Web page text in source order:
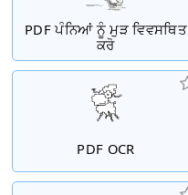
PDF ਪੰਨਿਆਂ ਨੂੰ ਮੁੜ ਵਿਵਸਥਿਤ
ਕਰੋ
PDF OCR